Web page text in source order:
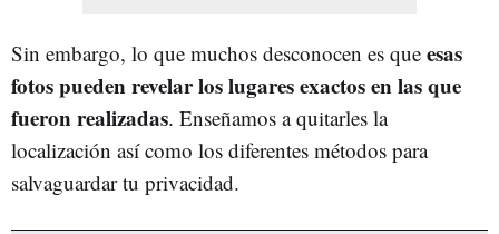
Sin embargo, lo que muchos desconocen es que esas
fotos pueden revelar los lugares exactos en las que
fueron realizadas. Enseñamos a quitarles la
localización así como los diferentes métodos para
salvaguardar tu privacidad.